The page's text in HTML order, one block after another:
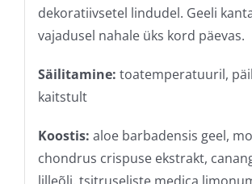
dekoratiivsetel lindudel. Geeli
vajadusel nahale üks kord päevas.
Säilitamine: toatemperatuuril,
kaitstult
Koostis: aloe barbadensis geel,
chondrus crispuse ekstrakt,